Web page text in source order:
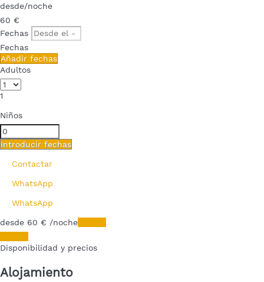
desde/noche
60 €
Fechas
Fechas
Añadir fechas
Adultos
1
Niños
Introducir fechas
Contactar
WhatsApp
WhatsApp
desde 60 € /noche
Disponibilidad y precios
Alojamiento